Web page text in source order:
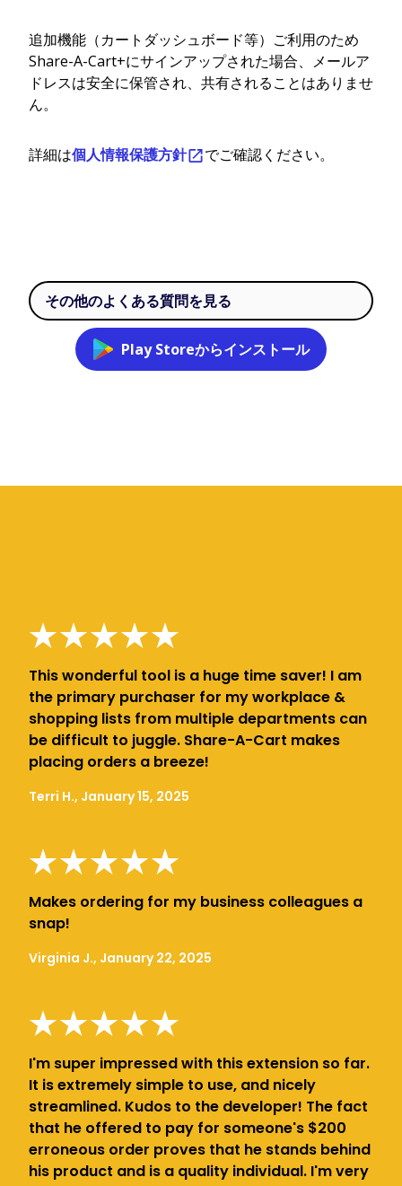
追加機能（カートダッシュボード等）ご利用のため
Share-A-Cart+にサインアップされた場合、メールア
ドレスは安全に保管され、共有されることはありませ
ん。
詳細は個人情報保護方針 でご確認ください。
その他のよくある質問を見る
Play Storeからインストール
This wonderful tool is a huge time saver! I am
the primary purchaser for my workplace &
shopping lists from multiple departments can
be difficult to juggle. Share-A-Cart makes
placing orders a breeze!
Terri H., January 15, 2025
Makes ordering for my business colleagues a
snap!
Virginia J., January 22, 2025
I'm super impressed with this extension so far.
It is extremely simple to use, and nicely
streamlined. Kudos to the developer! The fact
that he offered to pay for someone's $200
erroneous order proves that he stands behind
his product and is a quality individual. I'm very